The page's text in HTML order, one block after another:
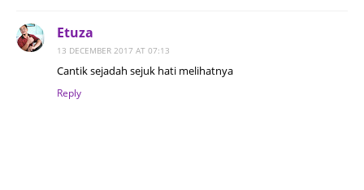
Etuza
13 DECEMBER 2017 AT 07:13
Cantik sejadah sejuk hati melihatnya
Reply